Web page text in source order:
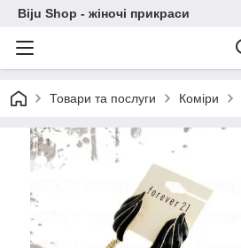
Biju Shop - жіночі прикраси
Товари та послуги Коміри